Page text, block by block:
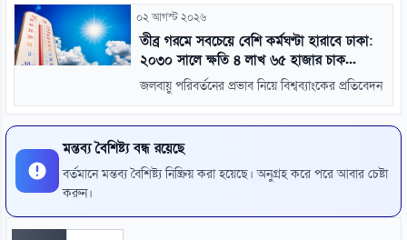
০২ আগস্ট ২০২৬
তীব্র গরমে সবচেয়ে বেশি কর্মঘণ্টা হারাবে ঢাকা:
২০৩০ সালে ক্ষতি ৪ লাখ ৬৫ হাজার চাক...
জলবায়ু পরিবর্তনের প্রভাব নিয়ে বিশ্বব্যাংকের প্রতিবেদন
মন্তব্য বৈশিষ্ট্য বন্ধ রয়েছে
বর্তমানে মন্তব্য বৈশিষ্ট্য নিষ্ক্রিয় করা হয়েছে। অনুগ্রহ করে পরে আবার চেষ্টা
করুন।